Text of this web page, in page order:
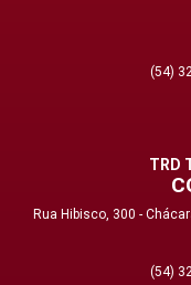
(54)
TRD
Rua Hibisco, 300 -
(54)